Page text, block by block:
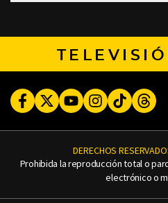
FacebookTwitterYoutubeInstagram
TikTok
DERECHOS
Prohibida la reproducción total o
electrónico o